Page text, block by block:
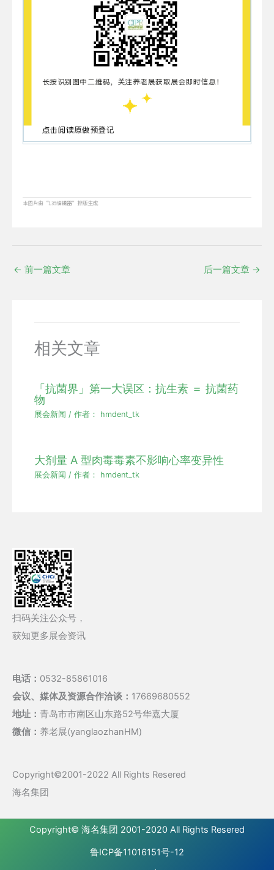
← 前一篇文章 后一篇文章 →
相关文章
「抗菌界」第一大误区：抗生素 ＝ 抗菌药
物
展会新闻 / 作者： hmdent_tk
大剂量 A 型肉毒毒素不影响心率变异性
展会新闻 / 作者： hmdent_tk
扫码关注公众号，
获知更多展会资讯
电话： 0532-85861016
会议、媒体及资源合作洽谈： 17669680552
地址： 青岛市市南区山东路52号华嘉大厦
微信： 养老展(yanglaozhanHM)
Copyright©2001-2022 All Rights Resered
海名集团
Copyright© 海名集团 2001-2020 All Rights Resered
鲁ICP备11016151号-12